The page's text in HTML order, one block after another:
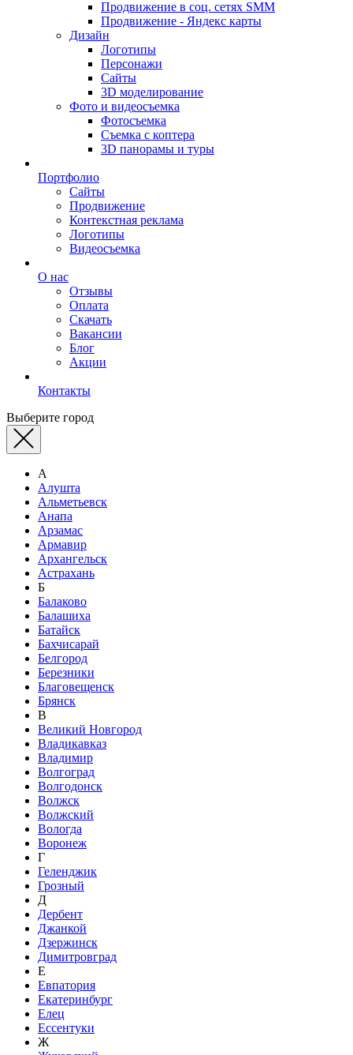
Продвижение в соц. сетях SMM
Продвижение - Яндекс карты
Дизайн
Логотипы
Персонажи
Сайты
3D моделирование
Фото и видеосъемка
Фотосъемка
Съемка с коптера
3D панорамы и туры
Портфолио
Сайты
Продвижение
Контекстная реклама
Логотипы
Видеосъемка
О нас
Отзывы
Оплата
Скачать
Вакансии
Блог
Акции
Контакты
Выберите город
А
Алушта
Альметьевск
Анапа
Арзамас
Армавир
Архангельск
Астрахань
Б
Балаково
Балашиха
Батайск
Бахчисарай
Белгород
Березники
Благовещенск
Брянск
В
Великий Новгород
Владикавказ
Владимир
Волгоград
Волгодонск
Волжск
Волжский
Вологда
Воронеж
Г
Геленджик
Грозный
Д
Дербент
Джанкой
Дзержинск
Димитровград
Е
Евпатория
Екатеринбург
Елец
Ессентуки
Ж